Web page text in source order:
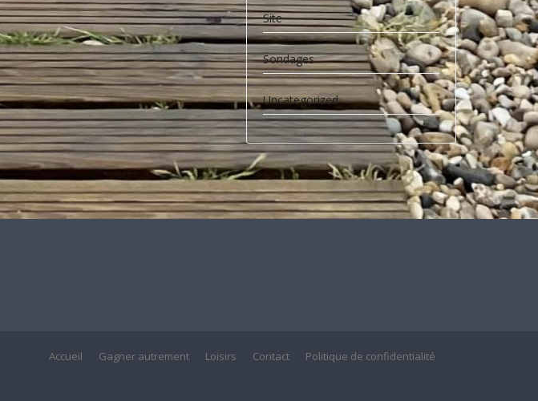
Site
Sondages
Uncategorized
Accueil Gagner autrement Loisirs Contact Politique de confidentialité